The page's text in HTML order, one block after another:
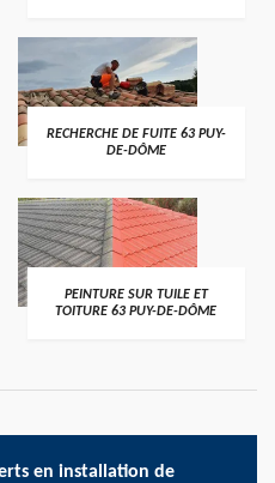
RECHERCHE DE FUITE 63 PUY-
DE-DÔME
PEINTURE SUR TUILE ET
TOITURE 63 PUY-DE-DÔME
en installation de